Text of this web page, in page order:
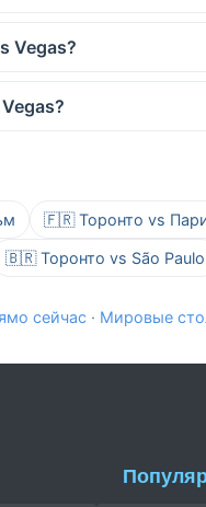
Vegas?
🇫🇷 Торонто vs
🇧🇷 Торонто vs São Paulo
сейчас · Мировые